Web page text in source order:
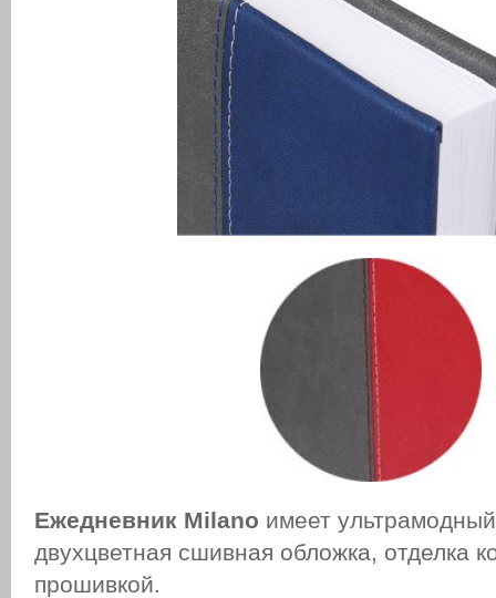
Ежедневник Milano имеет
двухцветная сшивная обложка, отделка
прошивкой.